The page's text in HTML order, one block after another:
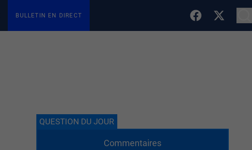
BULLETIN EN DIRECT
QUESTION DU JOUR
Commentaires